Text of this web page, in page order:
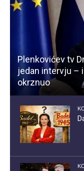
Plenkovićev tv
jedan intervju –
okrznuo